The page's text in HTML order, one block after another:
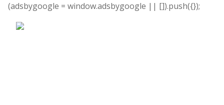
(adsbygoogle = window.adsbygoogle || []).push({});